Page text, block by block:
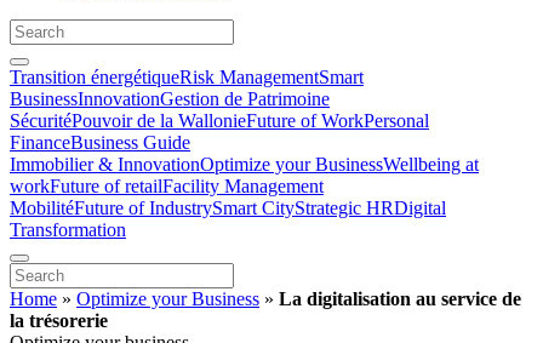
Transition énergétiqueRisk ManagementSmart
BusinessInnovationGestion de Patrimoine
SécuritéPouvoir de la WallonieFuture of WorkPersonal
FinanceBusiness Guide
Immobilier & InnovationOptimize your BusinessWellbeing at
workFuture of retailFacility Management
MobilitéFuture of IndustrySmart CityStrategic HRDigital
Transformation
Home » Optimize your Business » La digitalisation au service de
la trésorerie